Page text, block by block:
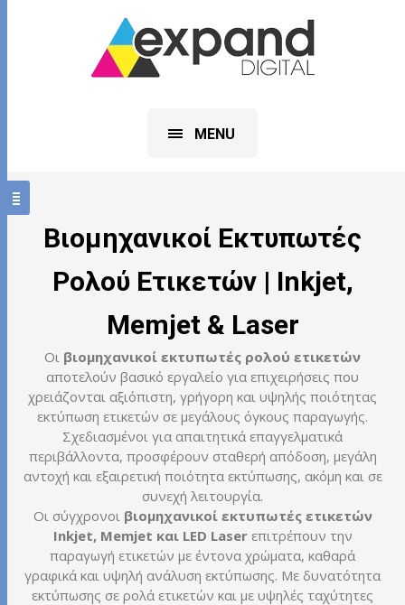
MENU
Βιομηχανικοί Εκτυπωτές
Ρολού Ετικετών | Inkjet,
Memjet & Laser
Οι βιομηχανικοί εκτυπωτές ρολού ετικετών
αποτελούν βασικό εργαλείο για επιχειρήσεις που
χρειάζονται αξιόπιστη, γρήγορη και υψηλής ποιότητας
εκτύπωση ετικετών σε μεγάλους όγκους παραγωγής.
Σχεδιασμένοι για απαιτητικά επαγγελματικά
περιβάλλοντα, προσφέρουν σταθερή απόδοση, μεγάλη
αντοχή και εξαιρετική ποιότητα εκτύπωσης, ακόμη και σε
συνεχή λειτουργία.
Οι σύγχρονοι βιομηχανικοί εκτυπωτές ετικετών
Inkjet, Memjet και LED Laserεπιτρέπουν την
παραγωγή ετικετών με έντονα χρώματα, καθαρά
γραφικά και υψηλή ανάλυση εκτύπωσης. Με δυνατότητα
εκτύπωσης σε ρολά ετικετών και με υψηλές ταχύτητες